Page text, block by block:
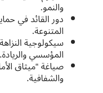
والنمو.
دور القائد في
المتنوعة.
سيكولوجية
المؤسسي والريادة.
صياغة “ميثاق
والشفافية.